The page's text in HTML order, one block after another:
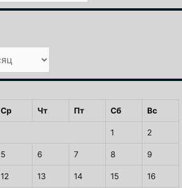
Ср Чт Пт Сб Вс
1 2
5 6 7 8 9
12 13 14 15 16